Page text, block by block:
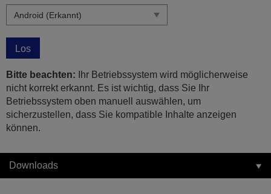
Los
Bitte beachten: Ihr Betriebssystem wird möglicherweise
nicht korrekt erkannt. Es ist wichtig, dass Sie Ihr
Betriebssystem oben manuell auswählen, um
sicherzustellen, dass Sie kompatible Inhalte anzeigen
können.
Downloads